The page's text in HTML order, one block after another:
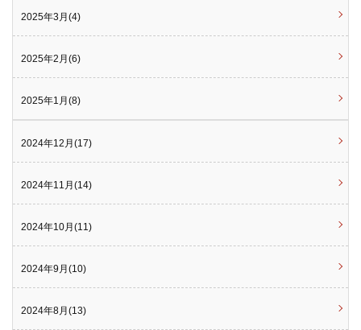
2025年3月(4)
2025年2月(6)
2025年1月(8)
2024年12月(17)
2024年11月(14)
2024年10月(11)
2024年9月(10)
2024年8月(13)